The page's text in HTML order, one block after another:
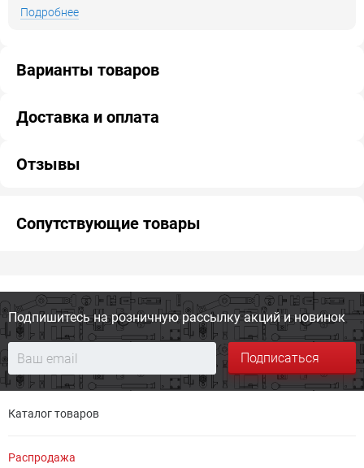
Подробнее
Варианты товаров
Доставка и оплата
Отзывы
Сопутствующие товары
Подпишитесь на розничную рассылку акций и новинок
Подписаться
Каталог товаров
Распродажа